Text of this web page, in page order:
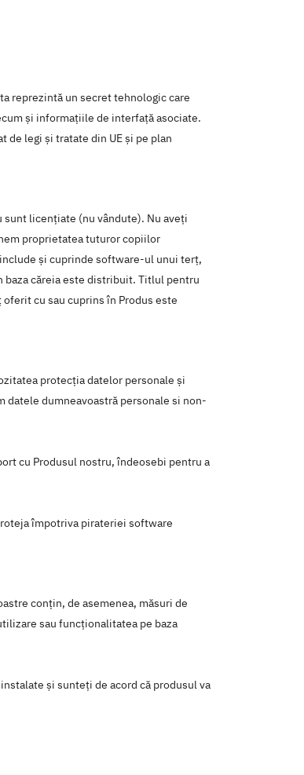
reprezintă un secret tehnologic care
și informațiile de interfață asociate.
legi și tratate din UE și pe plan
licențiate (nu vândute). Nu aveți
proprietatea tuturor copiilor
și cuprinde software-ul unui terț,
căreia este distribuit. Titlul pentru
cu sau cuprins în Produs este
protecția datelor personale și
datele dumneavoastră personale si non-
cu Produsul nostru, îndeosebi pentru a
împotriva pirateriei software
conțin, de asemenea, măsuri de
sau funcționalitatea pe baza
şi sunteţi de acord că produsul va